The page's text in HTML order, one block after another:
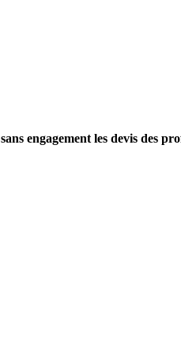
sans engagement les devis des